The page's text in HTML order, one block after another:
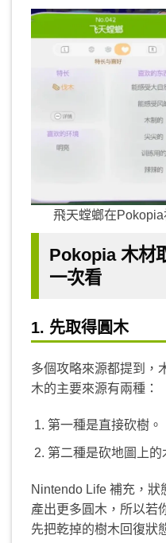
飛天螳螂在
Pokopia 木材
一次看
1. 先取得圓木
多個攻略來源都提到，
木的主要來源有兩種：
第一種是直接砍樹。
第二種是砍地圖上的
Nintendo Life 補充，狀
產出更多圓木，所以若
先把乾掉的樹木回復狀